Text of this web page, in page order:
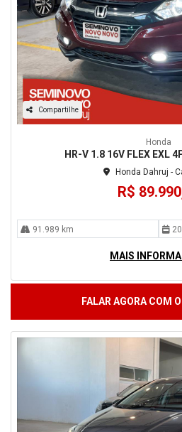
Compartilhe
Honda
HR-V 1.8 16V FLEX EXL
Honda Dahruj -
R$
91.989 km
MAIS
FALAR AGORA COM